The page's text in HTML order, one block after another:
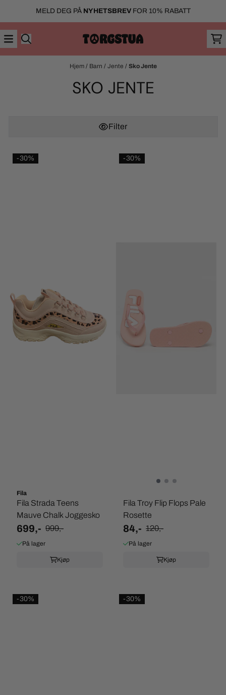
Hopp til innholdMELD DEG PÅ NYHETSBREVFOR 10% RABATT
Hjem / Barn / Jente / Sko Jente
SKO JENTE
Filter
-30%
Fila
Fila Strada Teens
Mauve Chalk Joggesko
699,- 999,-
På lager
Kjøp
-30%
Fila Troy Flip Flops Pale
Rosette
84,- 120,-
På lager
Kjøp
-30% -30%